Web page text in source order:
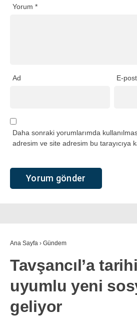
Yorum *
Ad E-
Daha sonraki yorumlarımda
adresim ve site adresim bu tarayıcıya
Ana Sayfa › Gündem
Tavşancıl’a
uyumlu yeni
geliyor